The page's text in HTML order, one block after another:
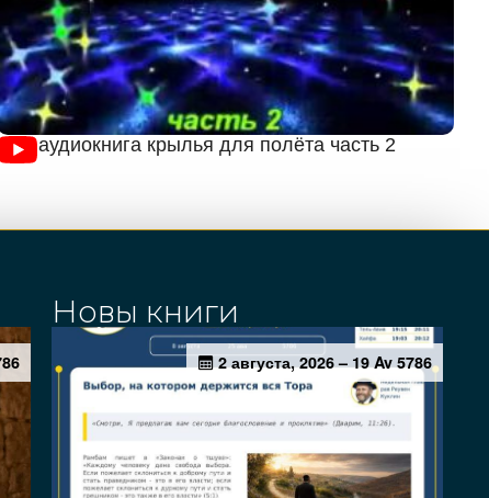
аудиокнига крылья для полёта часть 2
Новы книги